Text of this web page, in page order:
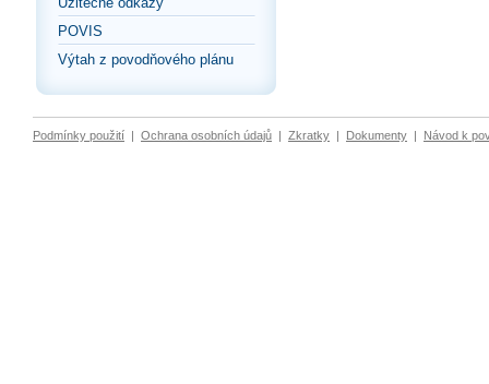
POVIS
Výtah z povodňového plánu
Podmínky použití | Ochrana osobních údajů | Zkratky | Dokumenty | Návod k